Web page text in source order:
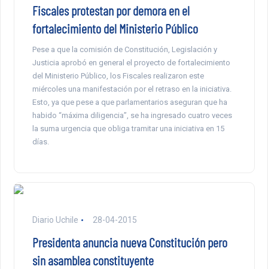
Fiscales protestan por demora en el
fortalecimiento del Ministerio Público
Pese a que la comisión de Constitución, Legislación y
Justicia aprobó en general el proyecto de fortalecimiento
del Ministerio Público, los Fiscales realizaron este
miércoles una manifestación por el retraso en la iniciativa.
Esto, ya que pese a que parlamentarios aseguran que ha
habido “máxima diligencia”, se ha ingresado cuatro veces
la suma urgencia que obliga tramitar una iniciativa en 15
días.
Diario Uchile 28-04-2015
Presidenta anuncia nueva Constitución pero
sin asamblea constituyente